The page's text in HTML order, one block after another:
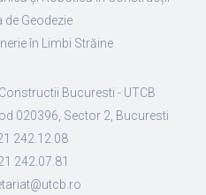
de Geodezie
în Limbi Străine
Bucuresti - UTCB
020396, Sector 2, Bucuresti
242.12.08
242.07.81